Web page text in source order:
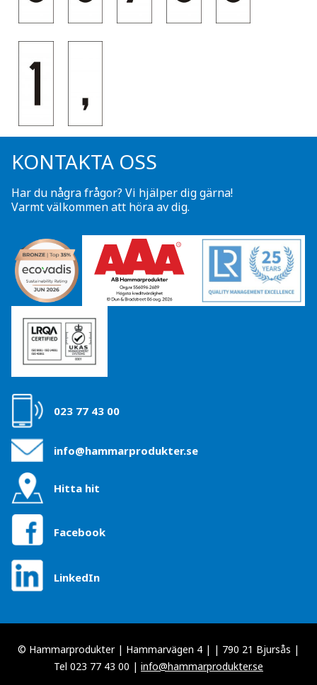
KONTAKTA OSS
Har du några frågor? Vi hjälper dig gärna!
Varmt välkommen att höra av dig.
023 77 43 00
info@hammarprodukter.se
Hitta hit
Facebook
LinkedIn
© Hammarprodukter | Hammarvägen 4 | | 790 21 Bjursås |
Tel 023 77 43 00 | info@hammarprodukter.se